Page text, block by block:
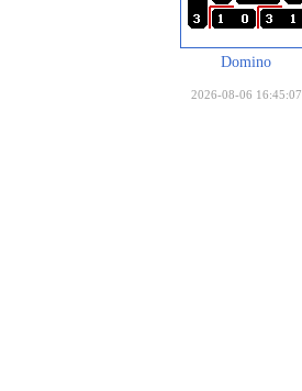
Domino
2026-08-06 16:45:07